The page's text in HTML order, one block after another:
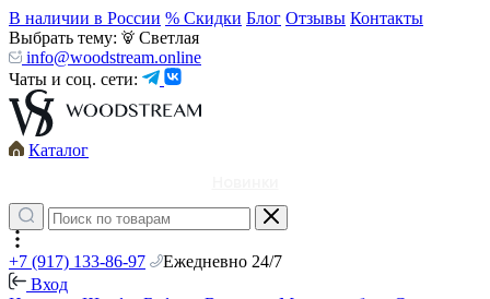
В наличии в России % Скидки Блог Отзывы Контакты
Выбрать тему:
Светлая
info@woodstream.online
Чаты и соц. сети:
Каталог
+7 (917) 133-86-97
Ежедневно 24/7
Вход